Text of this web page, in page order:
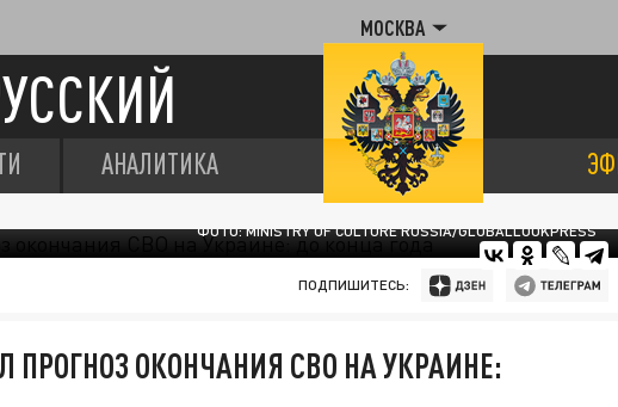
МОСКВА
АНАЛИТИКА
ФОТО: MINISTRY OF CULTURE RUSSIA/GLOBALLOOKPRESS
ПОДПИШИТЕСЬ:
ОКОНЧАНИЯ СВО НА УКРАИНЕ: